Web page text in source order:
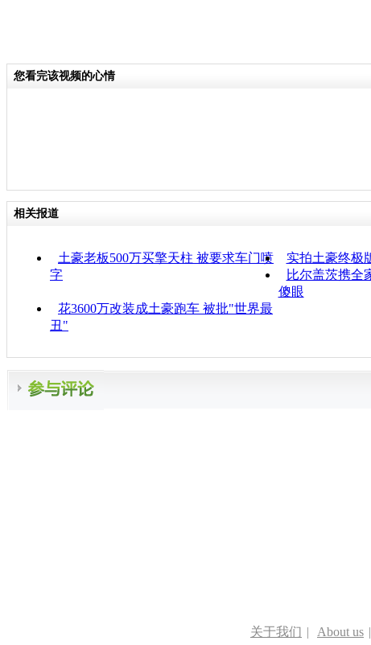
您看完该视频的心情
相关报道
土豪老板500万买擎天柱 被要求车门喷
字
实拍土豪终极
比尔盖茨携全
傻眼
花3600万改装成土豪跑车 被批"世界最
丑"
关于我们 | About us |